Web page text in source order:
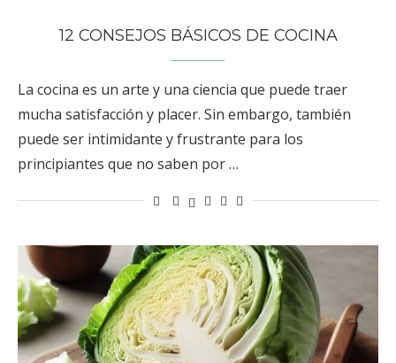
12 CONSEJOS BÁSICOS DE COCINA
La cocina es un arte y una ciencia que puede traer
mucha satisfacción y placer. Sin embargo, también
puede ser intimidante y frustrante para los
principiantes que no saben por …